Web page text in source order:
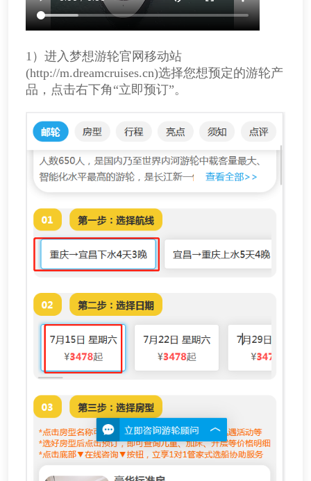
1）进入梦想游轮官网移动站
(http://m.dreamcruises.cn)选择您想预定的游轮产
品，点击右下角“立即预订”。